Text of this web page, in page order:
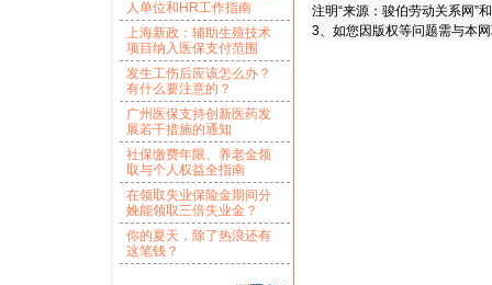
人单位和HR工作指南
上海新政：辅助生殖技术
项目纳入医保支付范围
发生工伤后应该怎么办？
有什么要注意的？
广州医保支持创新医药发
展若干措施的通知
社保缴费年限、养老金领
取与个人权益全指南
在领取失业保险金期间分
娩能领取三倍失业金？
你的夏天，除了热浪还有
这笔钱？
注明“来源：骏伯劳动关系网”
3、 如您因版权等问题需与本